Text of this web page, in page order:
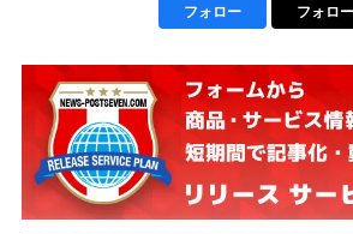
フォロー フォロー